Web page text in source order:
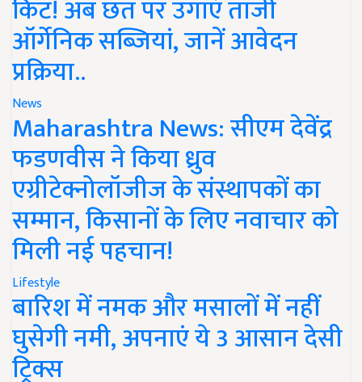
किट! अब छत पर उगाएं ताजी
ऑर्गेनिक सब्जियां, जानें आवेदन
प्रक्रिया..
News
Maharashtra News: सीएम देवेंद्र
फडणवीस ने किया ध्रुव
एग्रीटेक्नोलॉजीज के संस्थापकों का
सम्मान, किसानों के लिए नवाचार को
मिली नई पहचान!
Lifestyle
बारिश में नमक और मसालों में नहीं
घुसेगी नमी, अपनाएं ये 3 आसान देसी
ट्रिक्स